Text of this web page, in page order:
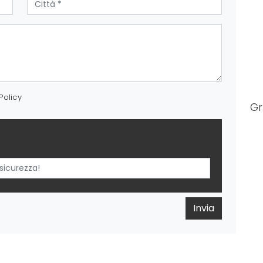
Invia